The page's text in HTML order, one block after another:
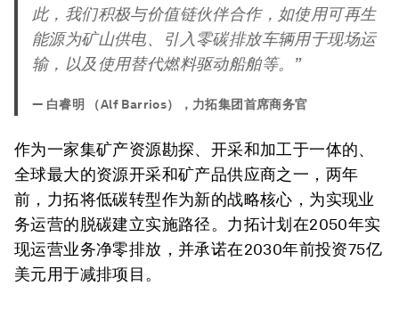
此，我们积极与价值链伙伴合作，如使用可再生
能源为矿山供电、引入零碳排放车辆用于现场运
输，以及使用替代燃料驱动船舶等。”
— 白睿明 （Alf Barrios），力拓集团首席商务官
作为一家集矿产资源勘探、开采和加工于一体的、
全球最大的资源开采和矿产品供应商之一，两年
前，力拓将低碳转型作为新的战略核心，为实现业
务运营的脱碳建立实施路径。力拓计划在2050年实
现运营业务净零排放，并承诺在2030年前投资75亿
美元用于减排项目。